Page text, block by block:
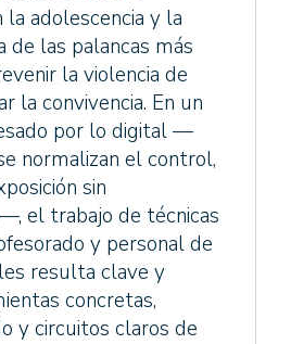
la adolescencia y la
de las palancas más
la violencia de
la convivencia. En un
por lo digital —
normalizan el control,
sin
el trabajo de técnicas
y personal de
resulta clave y
concretas,
y circuitos claros de